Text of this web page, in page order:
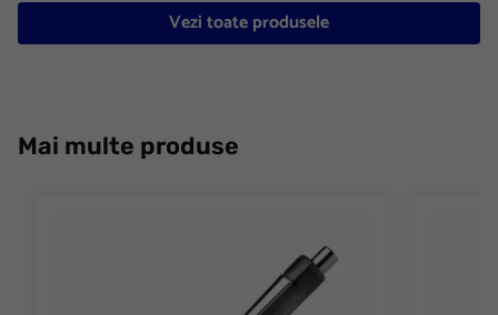
Vezi toate produsele
Mai multe produse